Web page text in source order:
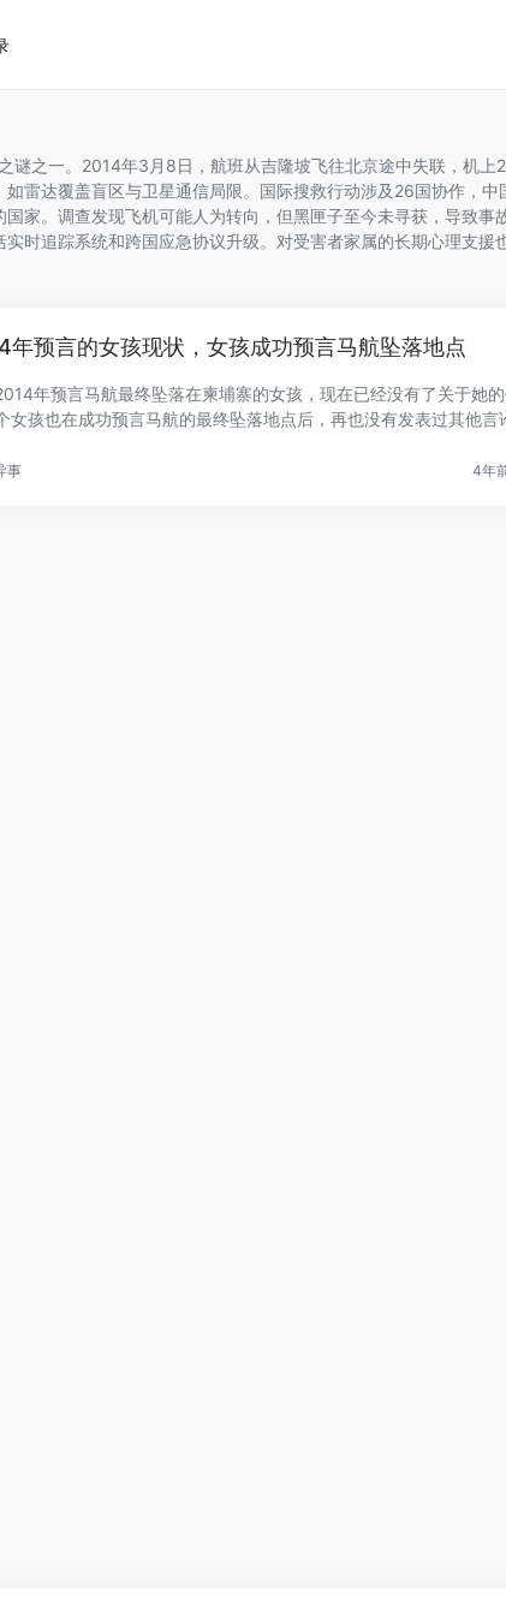
谜之一。2014年3月8日，航班从吉隆坡飞往北京途中失联，机上
雷达覆盖盲区与卫星通信局限。国际搜救行动涉及26国协作，中
家。调查发现飞机可能人为转向，但黑匣子至今未寻获，导致事
时追踪系统和跨国应急协议升级。对受害者家属的长期心理支援
年预言的女孩现状，女孩成功预言马航坠落地点
年预言马航最终坠落在柬埔寨的女孩，现在已经没有了关于她
女孩也在成功预言马航的最终坠落地点后，再也没有发表过其他言
事 4年